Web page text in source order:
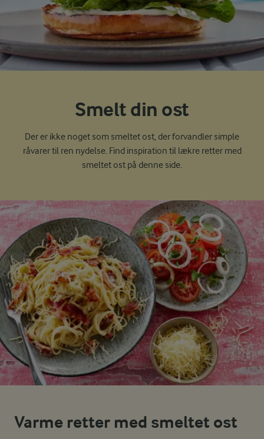
Smelt din ost
Der er ikke noget som smeltet ost, der forvandler simple
råvarer til ren nydelse. Find inspiration til lækre retter med
smeltet ost på denne side.
Varme retter med smeltet ost